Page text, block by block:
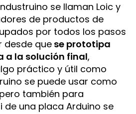
se llaman Loic y
de productos de
por todos los pasos
desde que se prototipa
a la solución final,
práctico y útil como
se puede usar como
también para
una placa Arduino se